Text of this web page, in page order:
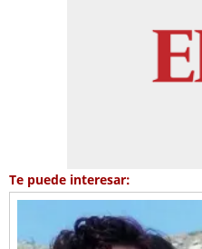
Te puede interesar: